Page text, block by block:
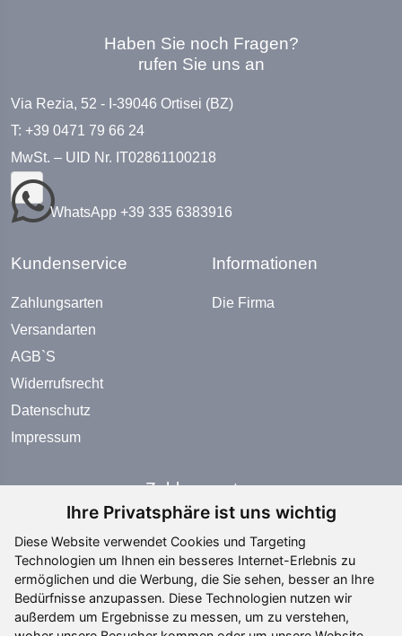
Ihre Privatsphäre ist uns wichtig
Diese Website verwendet Cookies und Targeting
Technologien um Ihnen ein besseres Internet-Erlebnis zu
ermöglichen und die Werbung, die Sie sehen, besser an Ihre
Bedürfnisse anzupassen. Diese Technologien nutzen wir
außerdem um Ergebnisse zu messen, um zu verstehen,
Haben Sie noch Fragen?
rufen Sie uns an
Via Rezia, 52 - I-39046 Ortisei (BZ)
T: +39 0471 79 66 24
MwSt. – UID Nr. IT02861100218
WhatsApp +39 335 6383916
Kundenservice
Zahlungsarten
Versandarten
AGB`S
Widerrufsrecht
Datenschutz
Impressum
Informationen
Die Firma
Zahlungsarten
Social Media